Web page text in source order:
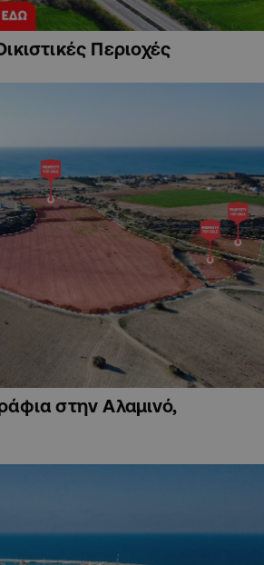
Περιοχές
στην Αλαμινό,